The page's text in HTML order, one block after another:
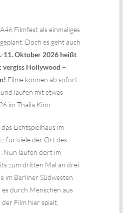
Filmfest als einmaliges
Doch es geht auch
11. Oktober 2026 heißt
vergiss Hollywood –
Filme können ab sofort
laufen mit etwas
im Thalia Kino.
Lichtspielhaus im
für viele der Ort des
Nun laufen dort im
zum dritten Mal an drei
im Berliner Südwesten
durch Menschen aus
Film hier spielt.